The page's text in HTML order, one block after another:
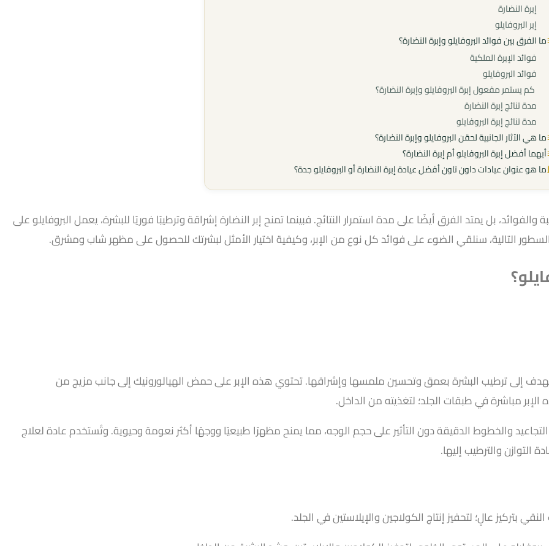
إبرة النضارة
إبر البروفايلو
ما الفرق بين فوائد البروفايلو وإبرة النضارة؟
فوائد الإبرة الملكية
فوائد البروفايلو
كم يستمر مفعول إبرة البروفايلو وإبرة النضارة؟
مدة تنائج إبرة النضارة
مدة تنائج إبرة البروفايلو
ما هي الآثار الجانبية لحقن البروفايلو وإبرة النضارة؟
أيهما أفضل إبرة البروفايلو أم إبرة النضارة؟
ما هو عنوان عيادات داون تاون أفضل عيادة إبرة النضارة أو البروفايلو جدة؟
والفوائد، بل يمتد الفرق أيضًا على مدة استمرار النتائج. فبينما تمنح إبر النضارة إشراقة وترطيبًا فوريًا للبشرة، يعمل البروفايلو على
التالية، سنلقي الضوء على فوائد كل نوع من الإبر، وكيفية اختيار الأمثل لبشرتك للحصول على مظهر شاب ومشرق.
تهدف إلى ترطيب البشرة بعمق وتحسين ملمسها وإشراقها. تحتوي هذه الإبر على حمض الهيالورونيك إلى جانب مزيج من
مباشرة في طبقات الجلد؛ لتغذيته من الداخل.
والخطوط الدقيقة دون التأثير على حجم الوجه، مما يمنح مظهرًا طبيعيًا ووجهًا أكثر نعومة وحيوية. وتُستخدم عادة لعلاج
التوازن والترطيب إليها.
بتركيز عالٍ؛ لتحفيز إنتاج الكولاجين والإيلاستين في الجلد.